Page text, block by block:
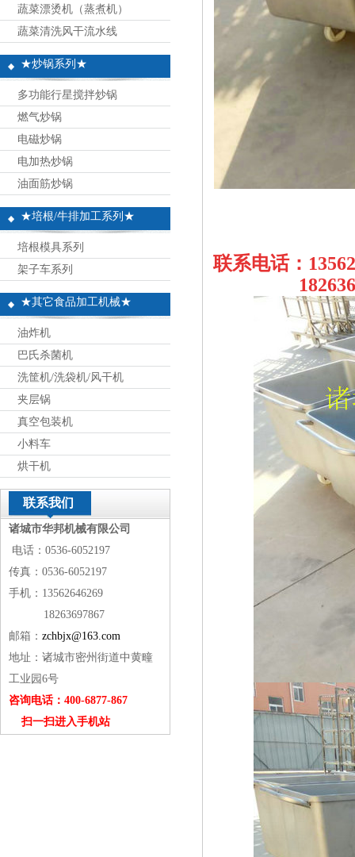
蔬菜漂烫机（蒸煮机）
蔬菜清洗风干流水线
★炒锅系列★
多功能行星搅拌炒锅
燃气炒锅
电磁炒锅
电加热炒锅
油面筋炒锅
★培根/牛排加工系列★
培根模具系列
架子车系列
★其它食品加工机械★
油炸机
巴氏杀菌机
洗筐机/洗袋机/风干机
夹层锅
真空包装机
小料车
烘干机
联系我们
诸城市华邦机械有限公司
电话：0536-6052197
传真：0536-6052197
手机：13562646269
18263697867
邮箱： zchbjx@163.com
地址：诸城市密州街道中黄疃
工业园6号
咨询电话：400-6877-867
扫一扫进入手机站
联系电话：